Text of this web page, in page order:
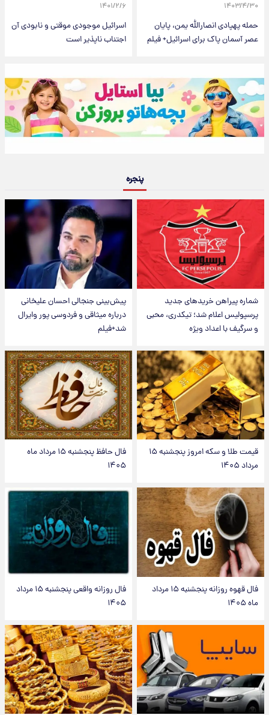
۱۴۰۳/۴/۳۰
حمله پهپادی انصارالله یمن، پایان
عصر آسمان پاک برای اسرائیل+ فیلم
۱۴۰۱/۲/۶
اسرائیل موجودی موقتی و نابودی آن
اجتناب ناپذیر است
پنجره
شماره پیراهن خریدهای جدید
پرسپولیس اعلام شد؛ تیکدری، محبی
و سرگیف با اعداد ویژه
پیش‌بینی جنجالی احسان علیخانی
درباره میثاقی و فردوسی پور وایرال
شد+فیلم
قیمت طلا و سکه امروز پنجشنبه ۱۵
مرداد ۱۴۰۵
فال حافظ پنجشنبه ۱۵ مرداد ماه
۱۴۰۵
فال قهوه روزانه پنجشنبه ۱۵ مرداد
ماه ۱۴۰۵
فال روزانه واقعی پنجشنبه ۱۵ مرداد
۱۴۰۵